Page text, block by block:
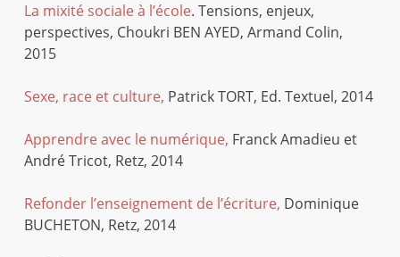
La mixité sociale à l’école. Tensions, enjeux,
perspectives, Choukri BEN AYED, Armand Colin,
2015
Sexe, race et culture, Patrick TORT, Ed. Textuel, 2014
Apprendre avec le numérique, Franck Amadieu et
André Tricot, Retz, 2014
Refonder l’enseignement de l’écriture, Dominique
BUCHETON, Retz, 2014